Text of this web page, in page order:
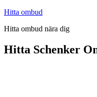
Hoppa
innehåll
Hitta ombud
Hitta ombud nära dig
Hitta Schenker